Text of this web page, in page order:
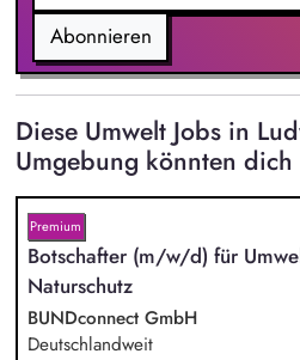
Abonnieren
Diese Umwelt Jobs in
Umgebung könnten dich
Premium
Botschafter (m/w/d) für
Naturschutz
BUNDconnect GmbH
Deutschlandweit